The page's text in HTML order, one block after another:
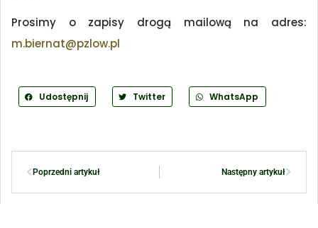
Prosimy o zapisy drogą mailową na adres:
m.biernat@pzlow.pl
Udostępnij Twitter WhatsApp
Poprzedni artykuł Następny artykuł